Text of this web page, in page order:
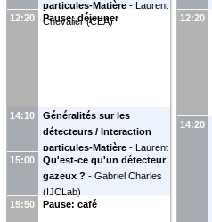
particules-Matière - Laurent
Chevalier (CEA)
12:20 Pause: déjeuner
14:10
Généralités sur les
détecteurs / Interaction
particules-Matière - Laurent
Chevalier ( CEA)
15:00
Qu'est-ce qu'un détecteur
gazeux ? - Gabriel Charles
(IJCLab)
15:50
Pause: café
12:20
14:20